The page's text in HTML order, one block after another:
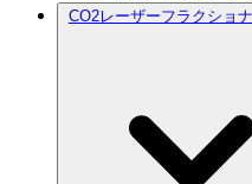
CO2レーザーフラクショ